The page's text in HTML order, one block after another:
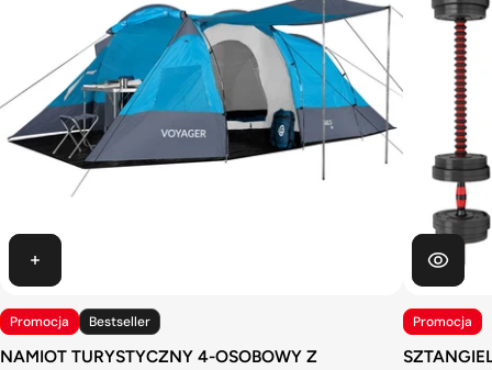
Promocja Bestseller
NAMIOT TURYSTYCZNY 4-OSOBOWY Z
Promocja